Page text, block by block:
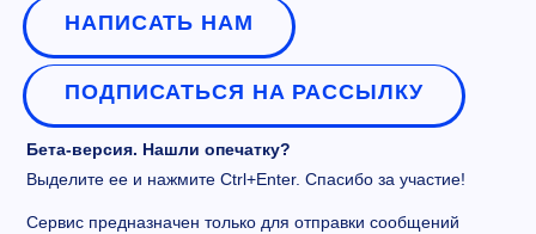
НАПИСАТЬ НАМ
ПОДПИСАТЬСЯ НА РАССЫЛКУ
Бета-версия. Нашли опечатку?
Выделите ее и нажмите Ctrl+Enter. Спасибо за участие!
Сервис предназначен только для отправки сообщений